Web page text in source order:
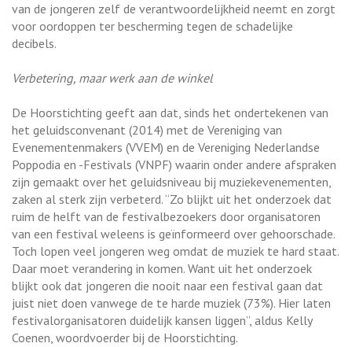
van de jongeren zelf de verantwoordelijkheid neemt en zorgt
voor oordoppen ter bescherming tegen de schadelijke
decibels.
Verbetering, maar werk aan de winkel
De Hoorstichting geeft aan dat, sinds het ondertekenen van
het geluidsconvenant (2014) met de Vereniging van
Evenementenmakers (VVEM) en de Vereniging Nederlandse
Poppodia en -Festivals (VNPF) waarin onder andere afspraken
zijn gemaakt over het geluidsniveau bij muziekevenementen,
zaken al sterk zijn verbeterd. “Zo blijkt uit het onderzoek dat
ruim de helft van de festivalbezoekers door organisatoren
van een festival weleens is geïnformeerd over gehoorschade.
Toch lopen veel jongeren weg omdat de muziek te hard staat.
Daar moet verandering in komen. Want uit het onderzoek
blijkt ook dat jongeren die nooit naar een festival gaan dat
juist niet doen vanwege de te harde muziek (73%). Hier laten
festivalorganisatoren duidelijk kansen liggen”, aldus Kelly
Coenen, woordvoerder bij de Hoorstichting.